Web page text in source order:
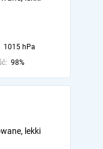
1015 hPa
98%
lekki